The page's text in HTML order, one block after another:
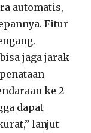
automatis,
Fitur
jaga jarak
ke-2
dapat
lanjut